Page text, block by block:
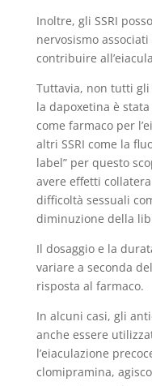
Inoltre, gli SSRI
nervosismo associati
contribuire
Tuttavia, non tutti gli
la dapoxetina è
come farmaco per
altri SSRI come la
label” per questo
avere effetti
difficoltà sessuali
diminuzione della
Il dosaggio e la
variare a seconda
risposta al farmaco.
In alcuni casi, gli
anche essere
l’eiaculazione
clomipramina,